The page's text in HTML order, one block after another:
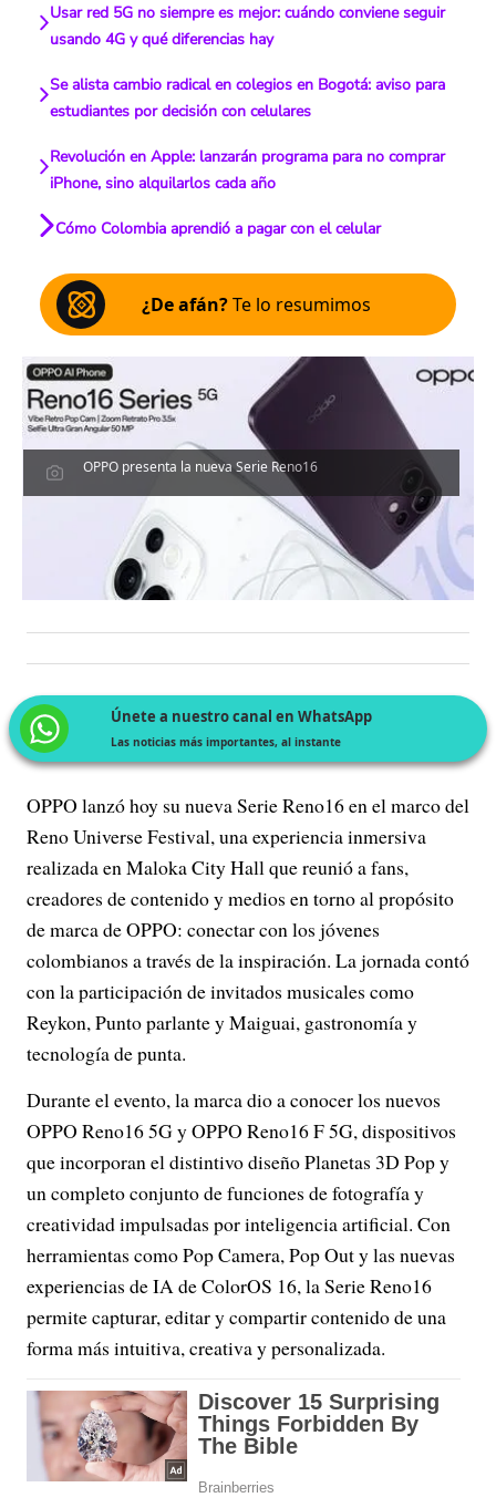
Usar red 5G no siempre es mejor: cuándo conviene seguir
usando 4G y qué diferencias hay
Se alista cambio radical en colegios en Bogotá: aviso para
estudiantes por decisión con celulares
Revolución en Apple: lanzarán programa para no comprar
iPhone, sino alquilarlos cada año
Cómo Colombia aprendió a pagar con el celular
¿De afán?Te lo resumimos
OPPO presenta la nueva Serie Reno16
Únete a nuestro canal en WhatsApp
Las noticias más importantes, al instante
OPPO lanzó hoy su nueva Serie Reno16 en el marco del
Reno Universe Festival, una experiencia inmersiva
realizada en Maloka City Hall que reunió a fans,
creadores de contenido y medios en torno al propósito
de marca de OPPO: conectar con los jóvenes
colombianos a través de la inspiración. La jornada contó
con la participación de invitados musicales como
Reykon, Punto parlante y Maiguai, gastronomía y
tecnología de punta.
Durante el evento, la marca dio a conocer los nuevos
OPPO Reno16 5G y OPPO Reno16 F 5G, dispositivos
que incorporan el distintivo diseño Planetas 3D Pop y
un completo conjunto de funciones de fotografía y
creatividad impulsadas por inteligencia artificial. Con
herramientas como Pop Camera, Pop Out y las nuevas
experiencias de IA de ColorOS 16, la Serie Reno16
permite capturar, editar y compartir contenido de una
forma más intuitiva, creativa y personalizada.